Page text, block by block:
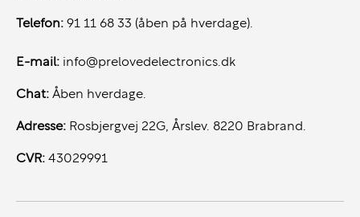
Telefon: 91 11 68 33 (åben på hverdage).
E-mail: info@prelovedelectronics.dk
Chat: Åben hverdage.
Adresse: Rosbjergvej 22G, Årslev. 8220 Brabrand.
CVR: 43029991